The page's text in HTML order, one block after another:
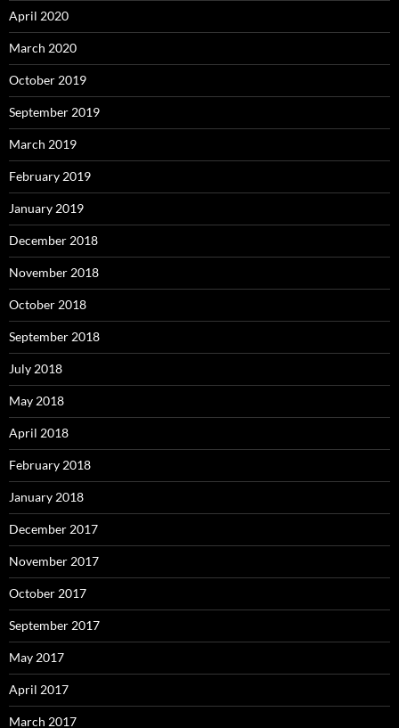
April 2020
March 2020
October 2019
September 2019
March 2019
February 2019
January 2019
December 2018
November 2018
October 2018
September 2018
July 2018
May 2018
April 2018
February 2018
January 2018
December 2017
November 2017
October 2017
September 2017
May 2017
April 2017
March 2017